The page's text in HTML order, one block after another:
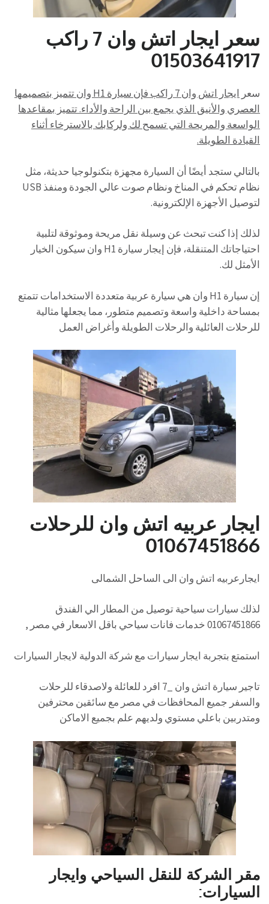
سعر ايجار اتش وان 7 راكب
01503641917
سعر
ايجار اتش وان 7 راكب فإن سيارة H1 وان تتميز بتصميمها
العصري والأنيق الذي يجمع بين الراحة والأداء. تتميز بمقاعدها
الواسعة والمريحة التي تسمح لك ولركابك بالاسترخاء أثناء
القيادة الطويلة.
بالتالي ستجد أيضًا أن السيارة مجهزة بتكنولوجيا حديثة، مثل
نظام تحكم في المناخ ونظام صوت عالي الجودة ومنفذ USB
لتوصيل الأجهزة الإلكترونية.
لذلك إذا كنت تبحث عن وسيلة نقل مريحة وموثوقة لتلبية
احتياجاتك المتنقلة، فإن إيجار سيارة H1 وان سيكون الخيار
الأمثل لك.
إن سيارة H1 وان هي سيارة عربية متعددة الاستخدامات تتمتع
بمساحة داخلية واسعة وتصميم متطور، مما يجعلها مثالية
للرحلات العائلية والرحلات الطويلة وأغراض العمل
ايجار عربيه اتش وان للرحلات
01067451866
ايجارعربيه اتش وان الى الساحل الشمالى
لذلك سيارات سياحية توصيل من المطار الي الفندق
01067451866 خدمات فانات سياحي باقل الاسعار في مصر ,
استمتع بتجربة ايجار سيارات مع شركة الدولية لايجار السيارات
تاجير سيارة اتش وان _7 افرد للعائلة ولاصدقاء للرحلات
والسفر جميع المحافظات في مصر مع سائقين محترفين
ومتدربين باعلي مستوي ولديهم علم بجميع الاماكن
مقر الشركة للنقل السياحي وايجار
السيارات: